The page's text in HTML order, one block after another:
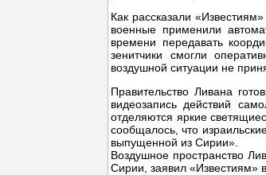
Как рассказали
военные применили
времени передавать
зенитчики смогли
воздушной ситуации не
Правительство Ливана
видеозапись действий
отделяются яркие
сообщалось, что
выпущенной из Сирии».
Воздушное пространство
Сирии, заявил «Известиям»